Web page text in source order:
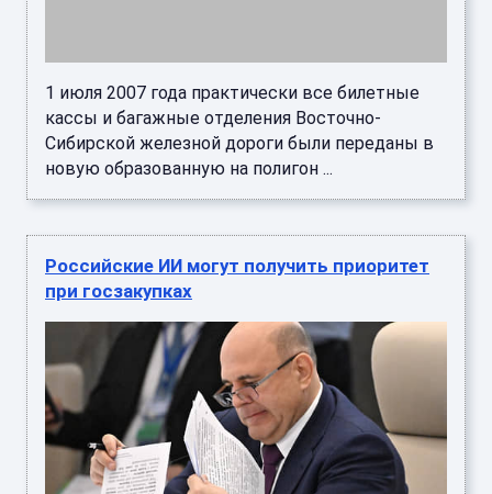
1 июля 2007 года практически все билетные
кассы и багажные отделения Восточно-
Сибирской железной дороги были переданы в
новую образованную на полигон ...
Российские ИИ могут получить приоритет
при госзакупках